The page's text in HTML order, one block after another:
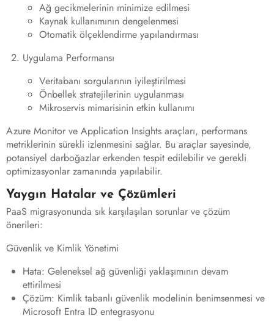
Ağ gecikmelerinin minimize edilmesi
Kaynak kullanımının dengelenmesi
Otomatik ölçeklendirme yapılandırması
Uygulama Performansı
Veritabanı sorgularının iyileştirilmesi
Önbellek stratejilerinin uygulanması
Mikroservis mimarisinin etkin kullanımı
Azure Monitor ve Application Insights araçları, performans
metriklerinin sürekli izlenmesini sağlar. Bu araçlar sayesinde,
potansiyel darboğazlar erkenden tespit edilebilir ve gerekli
optimizasyonlar zamanında yapılabilir.
Yaygın Hatalar ve Çözümleri
PaaS migrasyonunda sık karşılaşılan sorunlar ve çözüm
önerileri:
Güvenlik ve Kimlik Yönetimi
Hata: Geleneksel ağ güvenliği yaklaşımının devam
ettirilmesi
Çözüm: Kimlik tabanlı güvenlik modelinin benimsenmesi ve
Microsoft Entra ID entegrasyonu